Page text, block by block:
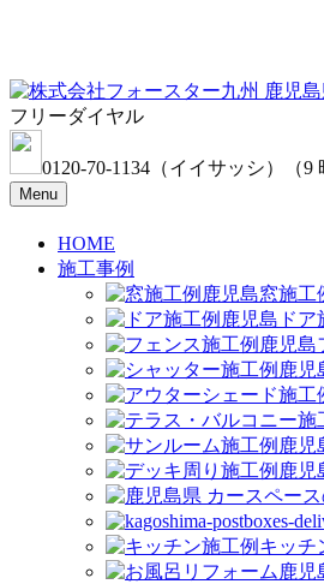
フリーダイヤル
0120-70-1134 （イイサッシ） （9
Menu
HOME
施工事例
窓施工
ドア
キッチ